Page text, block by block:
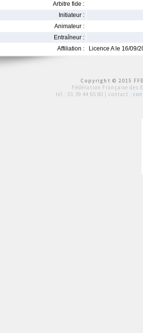
Arbitre fide :
Initiateur :
Animateur :
Entraîneur :
Affiliation :
Licence A le 16/09/
Copyright © 2015
Fédération Française des
tél : 01 39 44 65 80 | contact :